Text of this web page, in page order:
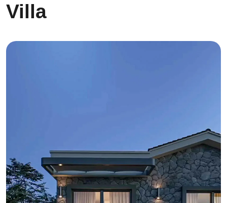
Villa